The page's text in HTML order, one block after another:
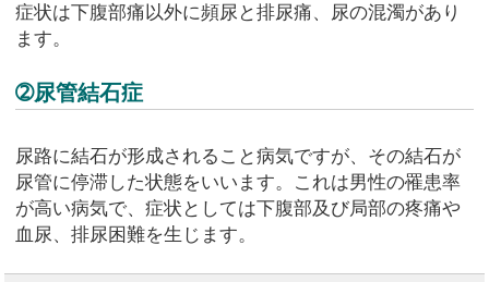
症状は下腹部痛以外に頻尿と排尿痛、尿の混濁があり
ます。
➁尿管結石症
尿路に結石が形成されること病気ですが、その結石が
尿管に停滞した状態をいいます。これは男性の罹患率
が高い病気で、症状としては下腹部及び局部の疼痛や
血尿、排尿困難を生じます。